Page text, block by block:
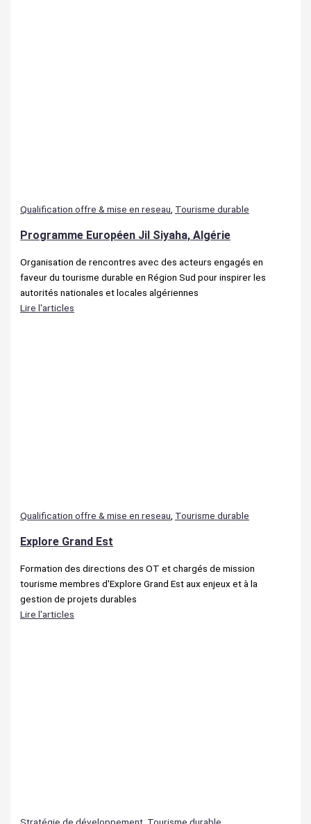
Qualification offre & mise en reseau, Tourisme durable
Programme Européen Jil Siyaha, Algérie
Organisation de rencontres avec des acteurs engagés en
faveur du tourisme durable en Région Sud pour inspirer les
autorités nationales et locales algériennes
Lire l'articles
Qualification offre & mise en reseau, Tourisme durable
Explore Grand Est
Formation des directions des OT et chargés de mission
tourisme membres d'Explore Grand Est aux enjeux et à la
gestion de projets durables
Lire l'articles